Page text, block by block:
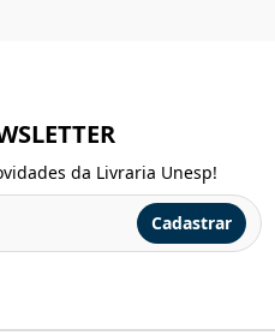
da Livraria Unesp!
Cadastrar